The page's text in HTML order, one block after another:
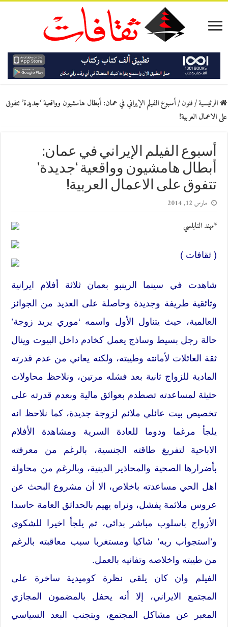
الرئيسية/فنون/أسبوع الفيلم الإيراني في عمان: أبطال هامشيون وواقعية ‘جديدة’ تتفوق
على الاعمال العربية!
أسبوع الفيلم الإيراني في عمان:
أبطال هامشيون وواقعية ‘جديدة’
تتفوق على الاعمال العربية!
مارس 12, 2014
*مهند النابلسي
( ثقافات )
شاهدت في سينما الرينبو بعمان ثلاثة أفلام ايرانية
وثائقية طريفة وجديدة وحاصلة على العديد من الجوائز
العالمية، حيث يتناول الأول واسمه ‘موري يريد زوجة’
حالة رجل بسيط وساذج يعمل كخادم داخل البيوت وينال
ثقة العائلات لأمانته وطيبته، ولكنه يعاني من عدم قدرته
المادية للزواج ثانية بعد فشله مرتين، ونلاحظ محاولات
حثيثة لمساعدته تصطدم بعوائق مالية وبعدم قدرته على
تخصيص بيت عائلي ملائم لزوجة جديدة، كما نلاحظ انه
يلجأ مرغما ودوما للعادة السرية ومشاهدة الأفلام
الاباحية لتفريغ طاقته الجنسية، بالرغم من معرفته
بأضرارها الصحية والمحاذير الدينية، وبالرغم من محاولة
اهل الحي مساعدته باخلاص، الا أن مشروع البحث عن
عروس ملائمة يفشل، ونراه يهيم بالحداثق العامة حاسدا
الأزواج باسلوب مباشر بدائي، ثم يلجأ اخيرا للشكوى
و’استجواب ربه’ شاكيا ومستغربا سبب معاقبته بالرغم
من طيبته واخلاصه وتفانيه بالعمل.
الفيلم وان كان يلقي نظرة كوميدية ساخرة على
المجتمع الايراني، إلا أنه يحفل بالمضمون المجازي
المعبر عن مشاكل المجتمع، ويتجنب البعد السياسي